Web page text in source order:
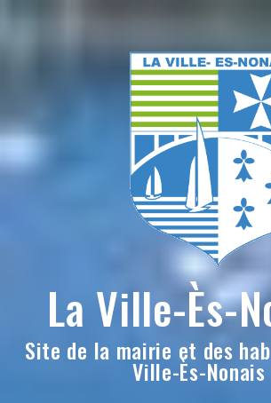
La Ville-Ès-
Site de la mairie et des
Ville-Ès-Nonais